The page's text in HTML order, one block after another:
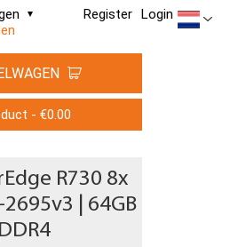
Register Login
- €0.00
R730 8x
2695v3 | 64GB